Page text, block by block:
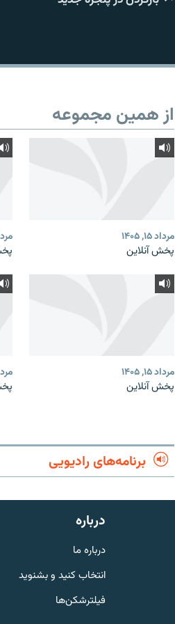
از همین مجموعه
مرداد ۱۵, ۱۴۰۵
پخش آنلاین
مرداد
مرداد ۱۵, ۱۴۰۵
پخش آنلاین
مرداد
برنامه‌های رادیویی
درباره
درباره ما
انتخاب کنید و بشنوید
فیلترشکن‌ها